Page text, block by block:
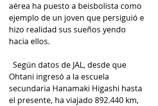
aérea ha puesto a beisbolista como
ejemplo de un joven que persiguió e
hizo realidad sus sueños yendo
hacia ellos.
Según datos de JAL, desde que
Ohtani ingresó a la escuela
secundaria Hanamaki Higashi hasta
el presente, ha viajado 892.440 km,